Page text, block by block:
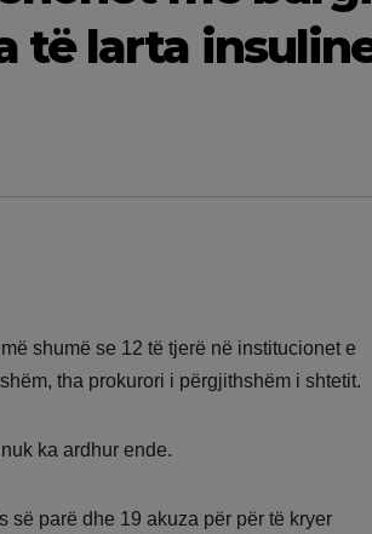
të larta
shumë se 12 të tjerë në institucionet e
tha prokurori i përgjithshëm i shtetit.
ka ardhur ende.
së parë dhe 19 akuza për për të kryer